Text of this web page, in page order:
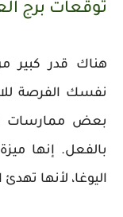
توقعات برج
هناك قدر كبير
نفسك الفرصة
بعض ممارسات
بالفعل. إنها
اليوغا، لأنها